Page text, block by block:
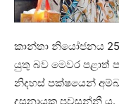
කාන්තා නියෝජනය
යුතු බව මෙවර පළාත්
නිදහස් පක්ෂයෙන්
දසනායක පවසන්නී ය.